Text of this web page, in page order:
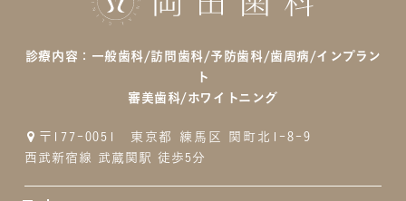
診療内容： 一般歯科/訪問歯科/予防歯科/歯周病/インプラン
ト
審美歯科/ホワイトニング
〒177-0051
東京都 練馬区 関町北1-8-9
西武新宿線 武蔵関駅 徒歩5分